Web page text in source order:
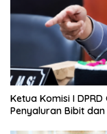
Ketua Komisi I
Penyaluran Bibit